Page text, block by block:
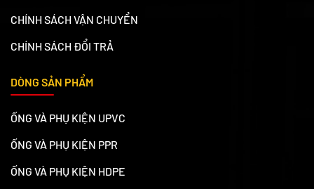
CHÍNH SÁCH VẬN CHUYỂN
CHÍNH SÁCH ĐỔI TRẢ
DÒNG SẢN PHẨM
ỐNG VÀ PHỤ KIỆN UPVC
ỐNG VÀ PHỤ KIỆN PPR
ỐNG VÀ PHỤ KIỆN HDPE